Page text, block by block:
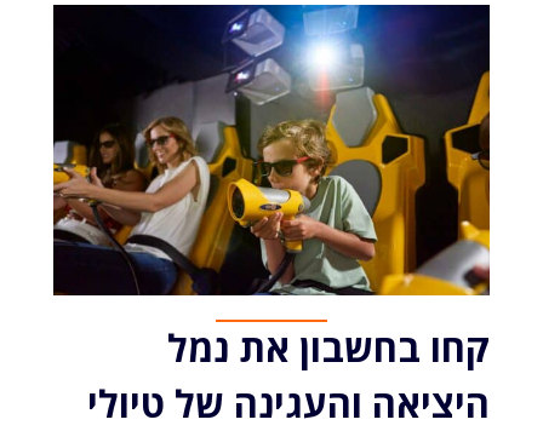
קחו בחשבון את נמל
היציאה והעגינה של טיולי